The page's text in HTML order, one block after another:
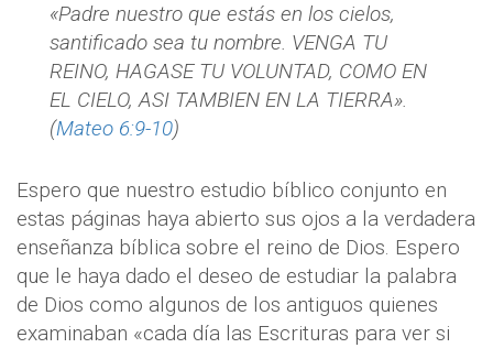
«Padre nuestro que estás en los cielos,
santificado sea tu nombre. VENGA TU
REINO, HAGASE TU VOLUNTAD, COMO EN
EL CIELO, ASI TAMBIEN EN LA TIERRA».
(Mateo 6:9-10)
Espero que nuestro estudio bíblico conjunto en
estas páginas haya abierto sus ojos a la verdadera
enseñanza bíblica sobre el reino de Dios. Espero
que le haya dado el deseo de estudiar la palabra
de Dios como algunos de los antiguos quienes
examinaban «cada día las Escrituras para ver si